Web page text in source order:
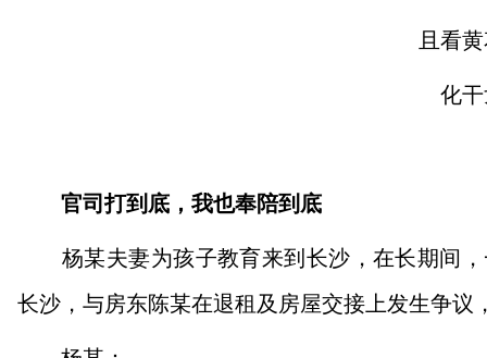
且看黄
化干
官司打到底，我也奉陪到底
杨某夫妻为孩子教育来到长沙，在长期间，
长沙，与房东陈某在退租及房屋交接上发生争议